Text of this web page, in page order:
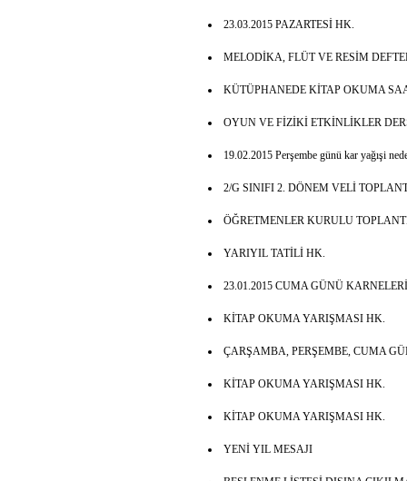
23.03.2015 PAZARTESİ HK.
MELODİKA, FLÜT VE RESİM
KÜTÜPHANEDE KİTAP OKUMA
OYUN VE FİZİKİ ETKİNLİKLER
19.02.2015 Perşembe günü kar yağışi
2/G SINIFI 2. DÖNEM VELİ
ÖĞRETMENLER KURULU
YARIYIL TATİLİ HK.
23.01.2015 CUMA GÜNÜ
KİTAP OKUMA YARIŞMASI HK.
ÇARŞAMBA, PERŞEMBE, CUMA
KİTAP OKUMA YARIŞMASI HK.
KİTAP OKUMA YARIŞMASI HK.
YENİ YIL MESAJI